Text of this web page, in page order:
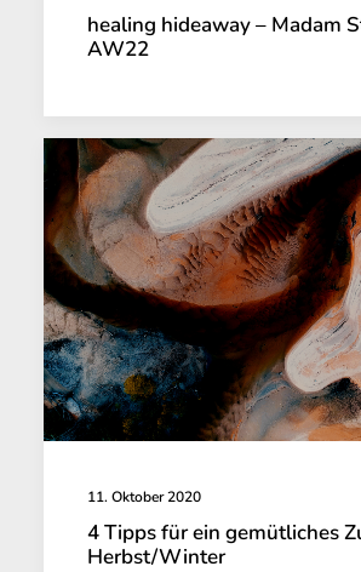
healing hideaway – Madam
AW22
11. Oktober 2020
4 Tipps für ein gemütliches
Herbst/Winter